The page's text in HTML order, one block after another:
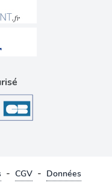
- CGV - Données